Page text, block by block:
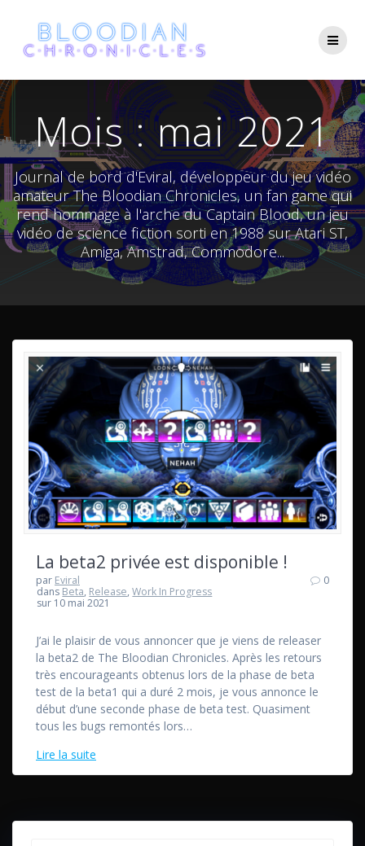
to
content
Mois :mai 2021
Journal de bord d'Eviral, développeur du jeu vidéo
amateur The Bloodian Chronicles, un fan game qui
rend hommage à l'arche du Captain Blood, un jeu
vidéo de science fiction sorti en 1988 sur Atari ST,
Amiga, Amstrad, Commodore...
La beta2 privée est disponible !
par Eviral
dans Beta, Release,Work In Progress
sur 10 mai 2021
0
J’ai le plaisir de vous annoncer que je viens de releaser
la beta2 de The Bloodian Chronicles. Après les retours
très encourageants obtenus lors de la phase de beta
test de la beta1 qui a duré 2 mois, je vous annonce le
début d’une seconde phase de beta test. Quasiment
tous les bugs remontés lors…
Lire la suite